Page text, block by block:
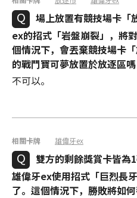
場上放置有競技場卡「
ex的招式「岩盤崩裂」，將
個情況下，會丟棄競技場卡
的戰鬥寶可夢放置於放逐區嗎
不可以。
相關卡牌 雄偉牙ex
雙方的剩餘獎賞卡皆為
雄偉牙ex使用招式「巨烈長
了。這個情況下，勝敗將如何